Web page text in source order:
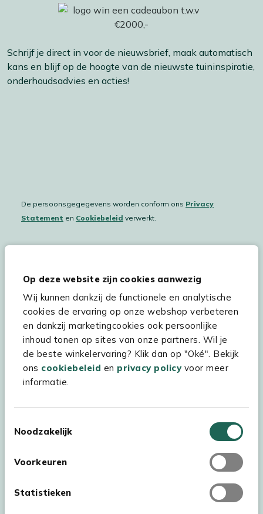
Op deze website zijn cookies aanwezig
Wij kunnen dankzij de functionele en analytische
cookies de ervaring op onze webshop verbeteren
en dankzij marketingcookies ook persoonlijke
inhoud tonen op sites van onze partners. Wil je
de beste winkelervaring? Klik dan op "Oké". Bekijk
ons cookiebeleid en privacy policyvoor meer
informatie.
Noodzakelijk
Voorkeuren
Statistieken
Schrijf je direct in voor de nieuwsbrief, maak automatisch
kans en blijf op de hoogte van de nieuwste tuininspiratie,
onderhoudsadvies en acties!
De persoonsgegegevens worden conform ons Privacy
Statement en Cookiebeleid verwerkt.
Hulp & service
Assortiment
Kees Smit Tuinmeubelen
Experience Stores XXL